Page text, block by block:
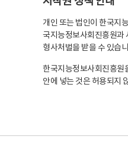
개인 또는 법인이 한국지
국지능정보사회진흥원과
형사처벌을 받을 수 있습
한국지능정보사회진흥원
안에 넣는 것은 허용되지